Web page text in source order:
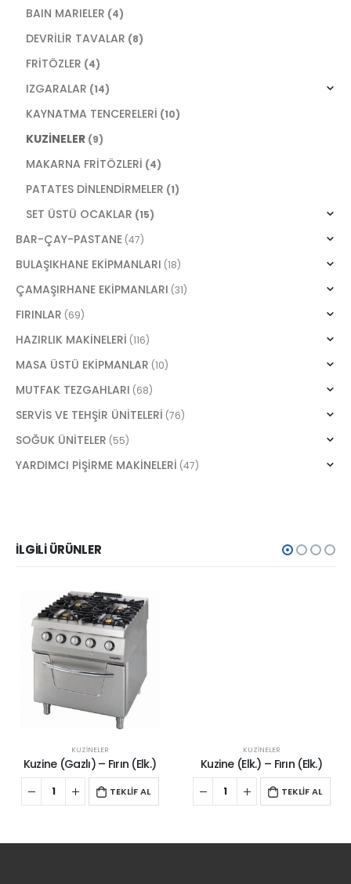
BAIN MARIELER (4)
DEVRİLİR TAVALAR (8)
FRİTÖZLER (4)
IZGARALAR (14)
KAYNATMA TENCERELERİ (10)
KUZİNELER (9)
MAKARNA FRİTÖZLERİ (4)
PATATES DİNLENDİRMELER (1)
SET ÜSTÜ OCAKLAR (15)
BAR-ÇAY-PASTANE (47)
BULAŞIKHANE EKİPMANLARI (18)
ÇAMAŞIRHANE EKİPMANLARI (31)
FIRINLAR (69)
HAZIRLIK MAKİNELERİ (116)
MASA ÜSTÜ EKİPMANLAR (10)
MUTFAK TEZGAHLARI (68)
SERVİS VE TEHŞİR ÜNİTELERİ (76)
SOĞUK ÜNİTELER (55)
YARDIMCI PİŞİRME MAKİNELERİ (47)
İLGILI ÜRÜNLER
KUZİNELER
Kuzine (Gazlı) – Fırın (Elk.)
TEKLİF AL
KUZİNELER
Kuzine (Elk.) – Fırın (Elk.)
TEKLİF AL